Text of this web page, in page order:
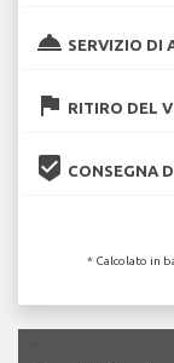
room_service SERVIZIO DI
flag RITIRO DEL
beenhere CONSEGNA
* Calcolato in